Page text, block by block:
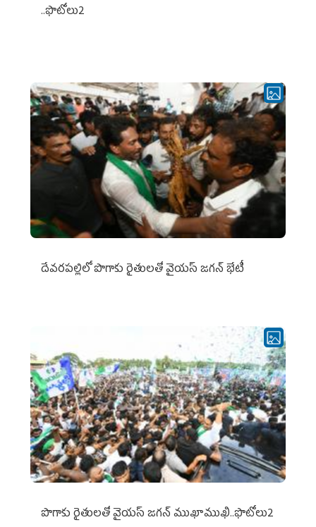
..ఫొటోలు2
దేవరపల్లిలో పొగాకు రైతులతో వైయస్ జగన్ భేటీ
పొగాకు రైతుల‌తో వైయ‌స్ జ‌గ‌న్ ముఖాముఖి..ఫొటోలు2